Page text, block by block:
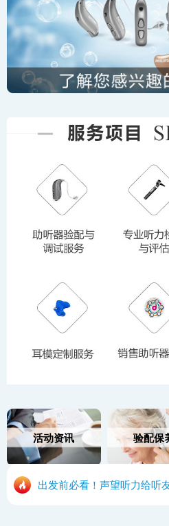
活动资讯 验配保
出发前必看！声望听力给听